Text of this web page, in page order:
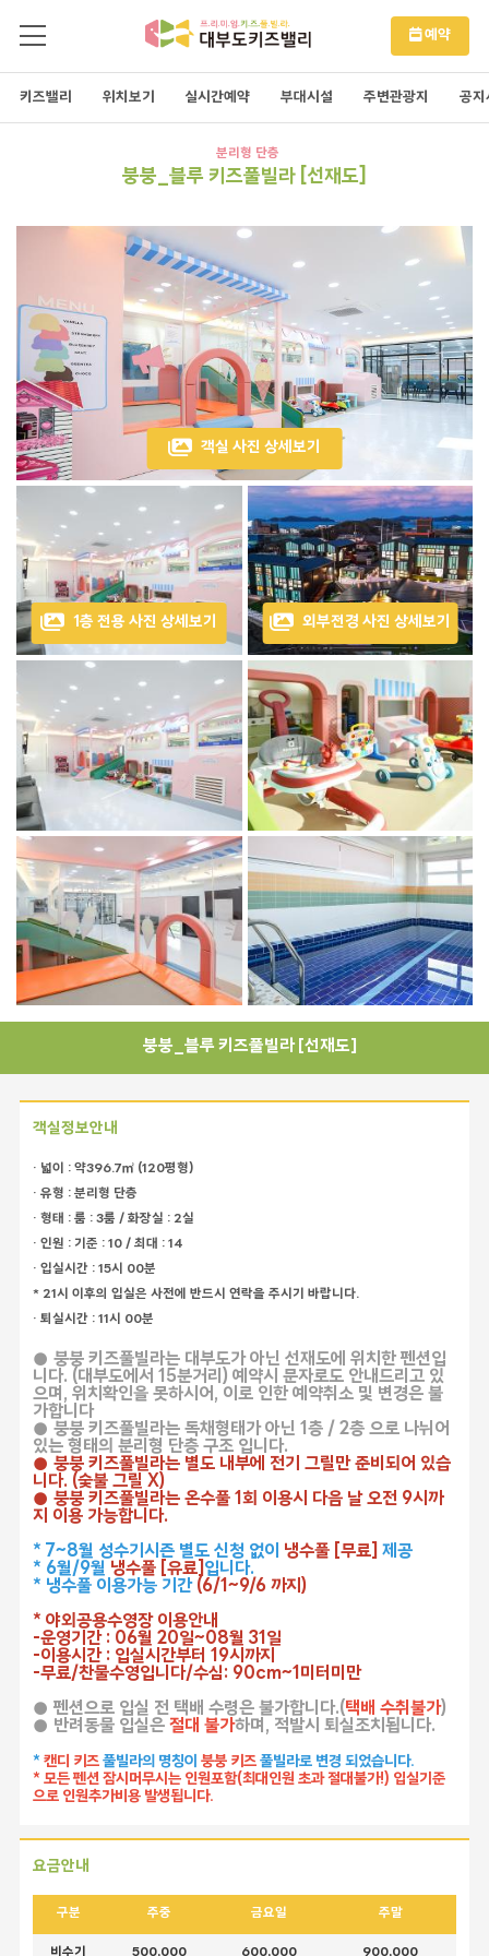
예약
키즈밸리 위치보기 실시간예약 부대시설 주변관광지 공지
분리형 단층
붕붕_블루 키즈풀빌라 [선재도]
객실 사진 상세보기
1층 전용 사진 상세보기 외부전경 사진 상세보기
붕붕_블루 키즈풀빌라 [선재도]
객실정보안내
· 넓이 : 약396.7㎡ (120평형)
· 유형 : 분리형 단층
· 형태 : 룸 : 3룸 / 화장실 : 2실
· 인원 : 기준 : 10 / 최대 : 14
· 입실시간 : 15시 00분
* 21시 이후의 입실은 사전에 반드시 연락을 주시기 바랍니다.
· 퇴실시간 : 11시 00분
● 붕붕 키즈풀빌라는 대부도가 아닌 선재도에 위치한 펜션입
니다. (대부도에서 15분거리) 예약시 문자로도 안내드리고 있
으며, 위치확인을 못하시어, 이로 인한 예약취소 및 변경은 불
가합니다
● 붕붕 키즈풀빌라는 독채형태가 아닌 1층 / 2층 으로 나뉘어
있는 형태의 분리형 단층 구조 입니다.
● 붕붕 키즈풀빌라는 별도 내부에 전기 그릴만 준비되어 있습
니다. (숯불 그릴 X)
● 붕붕 키즈풀빌라는 온수풀 1회 이용시 다음 날 오전 9시까
지 이용 가능합니다.
* 7~8월 성수기시즌 별도 신청 없이 냉수풀 [무료] 제공
* 6월/9월 냉수풀 [유료] 입니다.
* 냉수풀 이용가능 기간 (6/1~9/6 까지)
* 야외공용수영장 이용안내
-운영기간 : 06월 20일~08월 31일
-이용시간 : 입실시간부터 19시까지
-무료/찬물수영입니다/수심: 90cm~1미터미만
● 펜션으로 입실 전 택배 수령은 불가합니다.(택배 수취불가)
● 반려동물 입실은 절대 불가하며, 적발시 퇴실조치됩니다.
* 캔디 키즈풀빌라의 명칭이 붕붕 키즈풀빌라로 변경 되었습니다.
* 모든 펜션 잠시머무시는 인원포함(최대인원 초과 절대불가!) 입실기준
으로 인원추가비용 발생됩니다.
요금안내
구분 주중 금요일 주말
비수기 500,000 600,000 900,000